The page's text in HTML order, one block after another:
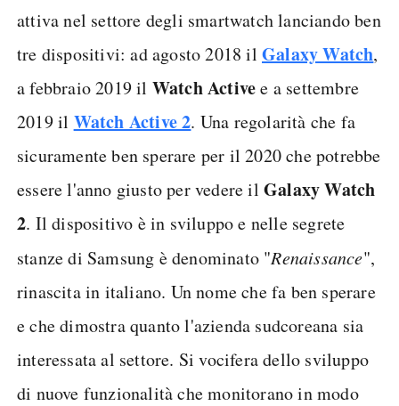
attiva nel settore degli smartwatch lanciando ben
tre dispositivi: ad agosto 2018 il Galaxy Watch,
a febbraio 2019 il Watch Activee a settembre
2019 il Watch Active 2. Una regolarità che fa
sicuramente ben sperare per il 2020 che potrebbe
essere l'anno giusto per vedere il Galaxy Watch
2. Il dispositivo è in sviluppo e nelle segrete
stanze di Samsung è denominato "Renaissance",
rinascita in italiano. Un nome che fa ben sperare
e che dimostra quanto l'azienda sudcoreana sia
interessata al settore. Si vocifera dello sviluppo
di nuove funzionalità che monitorano in modo